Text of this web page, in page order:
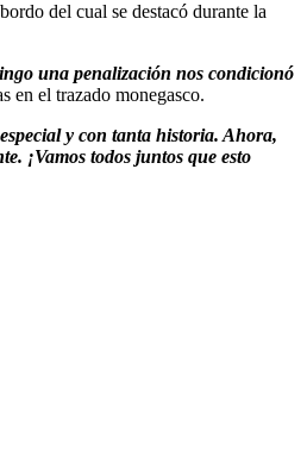
del cual se destacó durante la
una penalización nos condicionó
en el trazado monegasco.
y con tanta historia. Ahora,
¡Vamos todos juntos que esto